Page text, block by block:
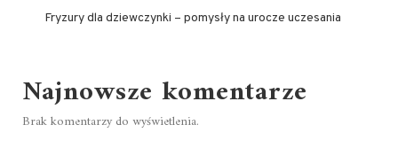
Fryzury dla dziewczynki – pomysły na urocze uczesania
Najnowsze komentarze
Brak komentarzy do wyświetlenia.